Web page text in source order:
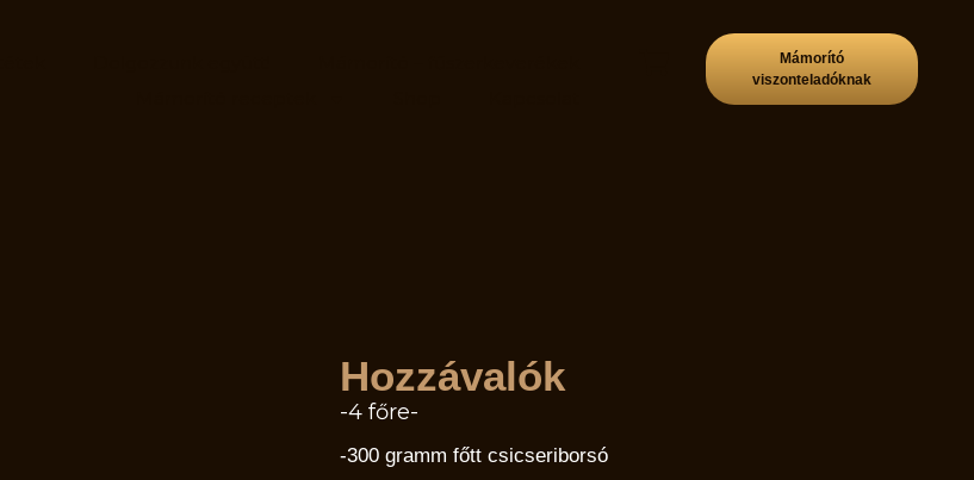
Mámorító
viszonteladóknak
Hozzávalók
-4 főre-
-300 gramm főtt csicseriborsó